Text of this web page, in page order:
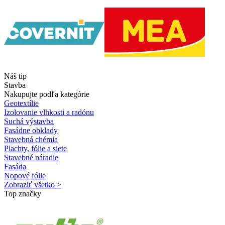
Náš tip
Stavba
Nakupujte podľa kategórie
Geotextílie
Izolovanie vlhkosti a radónu
Suchá výstavba
Fasádne obklady
Stavebná chémia
Plachty, fólie a siete
Stavebné náradie
Fasáda
Nopové fólie
Zobraziť všetko >
Top značky